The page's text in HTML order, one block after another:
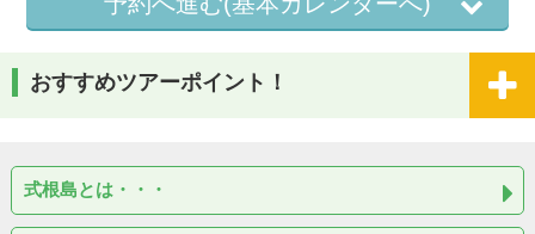
おすすめツアーポイント！
式根島とは・・・